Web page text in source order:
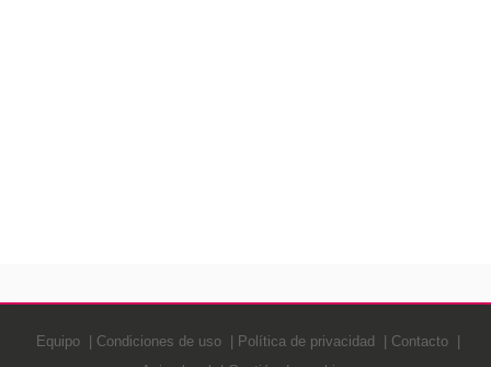
Equipo Condiciones de uso Política de privacidad
Contacto